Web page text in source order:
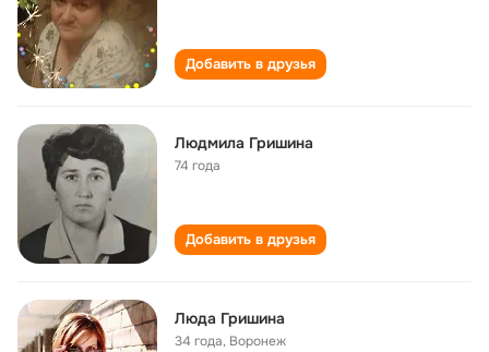
Добавить в друзья
Людмила Гришина
74 года
Добавить в друзья
Люда Гришина
34 года, Воронеж